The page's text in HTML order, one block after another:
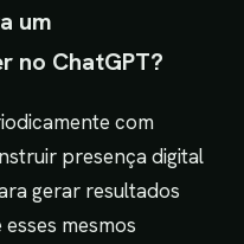
um
no ChatGPT?
com
presença digital
gerar resultados
mesmos